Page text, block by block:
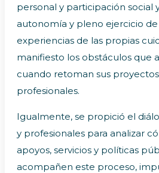
personal y participación social
autonomía y pleno ejercicio de
experiencias de las propias
manifiesto los obstáculos que
cuando retoman sus
profesionales.
Igualmente, se propició el
y profesionales para analizar
apoyos, servicios y políticas
acompañen este proceso,